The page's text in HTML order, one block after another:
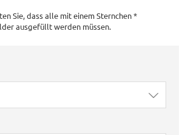
Sie, dass alle mit einem Sternchen *
ausgefüllt werden müssen.